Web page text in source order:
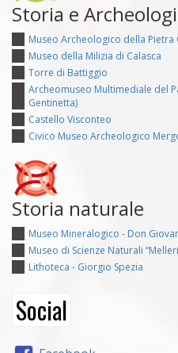
Storia e
Museo Archeologico della Pietra
Museo della Milizia di Calasca
Torre di Battiggio
Archeomuseo Multimediale del
Gentinetta)
Castello Visconteo
Civico Museo Archeologico
Storia naturale
Museo Mineralogico - Don
Museo di Scienze Naturali
Lithoteca - Giorgio Spezia
Social